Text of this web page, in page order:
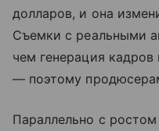
долларов, и она
Съемки с реальными
чем генерация кадров
— поэтому
Параллельно с